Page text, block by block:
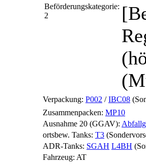
Beförderungskategorie:
2
Verpackung: P002 /IBC08
Zusammenpacken: MP10
Ausnahme 20 (GGAV):
ortsbew. Tanks: T3
ADR-Tanks: SGAH L4BH
Fahrzeug: AT